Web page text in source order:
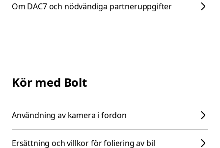
Om DAC7 och nödvändiga partneruppgifter
Kör med Bolt
Användning av kamera i fordon
Ersättning och villkor för foliering av bil